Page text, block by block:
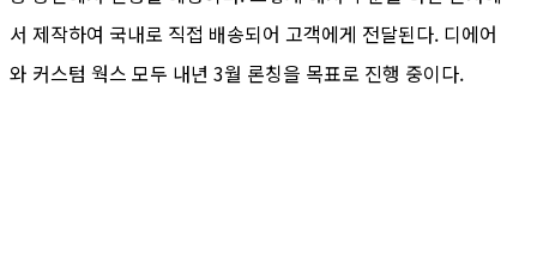
서 제작하여 국내로 직접 배송되어 고객에게 전달된다. 디에어
와 커스텀 웍스 모두 내년 3월 론칭을 목표로 진행 중이다.